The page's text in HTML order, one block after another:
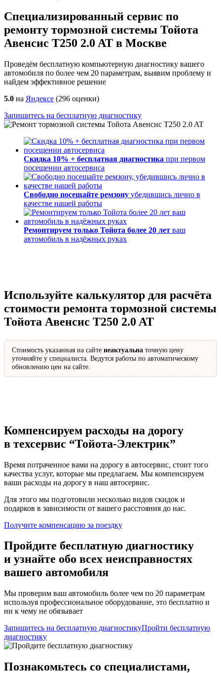
Специализированный сервис по
ремонту тормозной системы Тойота
Авенсис T250 2.0 AT в Москве
Проведём бесплатную компьютерную диагностику вашего
автомобиля по более чем 20 параметрам, выявим проблему и
найдем эффективное решение
5.0 на Яндексе (296 оценки)
Запишитесь на бесплатную диагностику
Скидка 10% + бесплатная диагностика при первом
посещении автосервиса
Свободно посещайте ремзону убедившись лично в
качестве нашей работы
Ремонтируем только Тойота более 20 лет ваш
автомобиль в надёжных руках
Используйте калькулятор для расчёта
стоимости ремонта тормозной системы
Тойота Авенсис T250 2.0 AT
Стоимость указанная на сайте неактуальна точную цену
уточняйте у специалиста. Ведутся работы по автоматическому
обновлению цен на сайте.
Компенсируем расходы на дорогу
в техсервис “Тойота-Электрик”
Время потраченное вами на дорогу в автосервис, стоит того
качества услуг, которые мы предлагаем. Мы компенсируем
ваши расходы на дорогу в наш автосервис.
Для этого мы подготовили несколько видов скидок и
подарков в зависимости от вашего расстояния до нас.
Получите компенсацию за поездку
Пройдите бесплатную диагностику
и узнайте обо всех неисправностях
вашего автомобиля
Мы проверим ваш автомобиль более чем по 20 параметрам
используя профессиональное оборудование, это бесплатно и
ни к чему не обязывает
Запишитесь на бесплатную диагностикуПройти бесплатную
диагностику
Познакомьтесь со специалистами,